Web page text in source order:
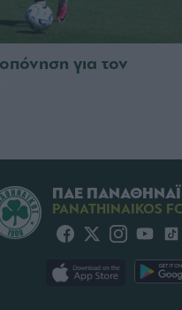
για τον
ΠΑΕ
PANATHINAIKOS FC